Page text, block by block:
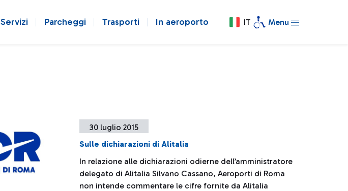
Servizi Parcheggi Trasporti In aeroporto IT Menu
30 luglio 2015
Sulle dichiarazioni di Alitalia
In relazione alle dichiarazioni odierne dell’amministratore
delegato di Alitalia Silvano Cassano, Aeroporti di Roma
non intende commentare le cifre fornite da Alitalia